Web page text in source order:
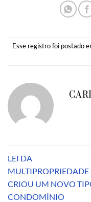
Esse registro foi postado
LEI DA
MULTIPROPRIEDADE
CRIOU UM NOVO
CONDOMÍNIO